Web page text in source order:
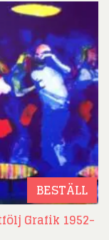
BESTÄLL
Grafik 1952-